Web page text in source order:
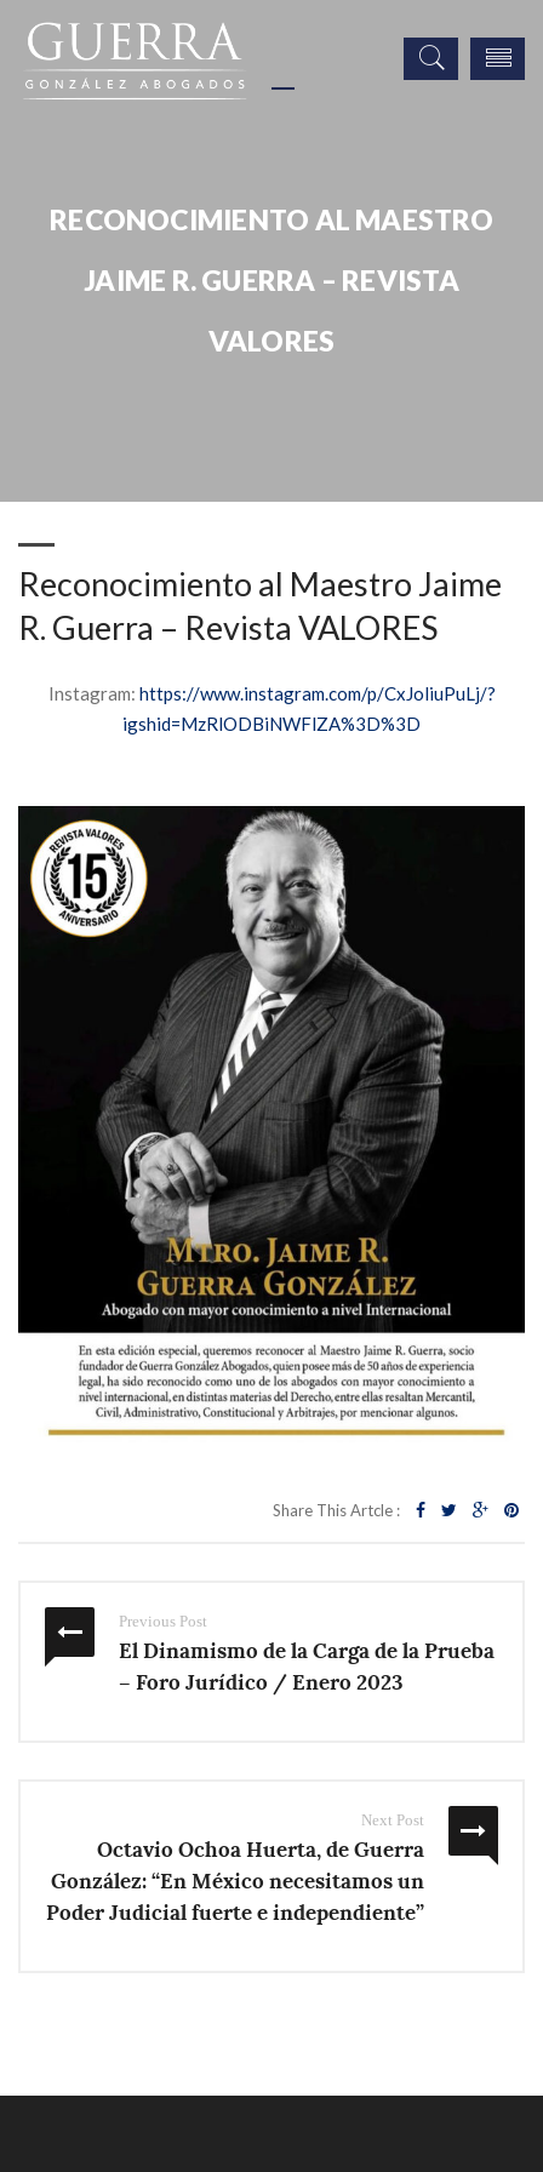
RECONOCIMIENTO AL MAESTRO
JAIME R. GUERRA – REVISTA
VALORES
Reconocimiento al Maestro Jaime
R. Guerra – Revista VALORES
Instagram: https://www.instagram.com/p/CxJoliuPuLj/?
igshid=MzRlODBiNWFlZA%3D%3D
Share This Artcle :
Previous Post
El Dinamismo de la Carga de la Prueba
– Foro Jurídico / Enero 2023
Next Post
Octavio Ochoa Huerta, de Guerra
González: “En México necesitamos un
Poder Judicial fuerte e independiente”